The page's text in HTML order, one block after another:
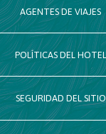
AGENTES DE VIAJES
POLÍTICAS DEL HOTEL
SEGURIDAD DEL SITIO